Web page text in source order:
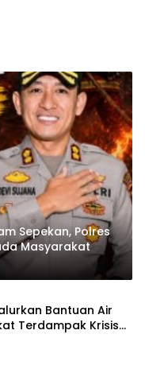
Sepekan, Polres
Masyarakat
Bantuan Air
Terdampak Krisis